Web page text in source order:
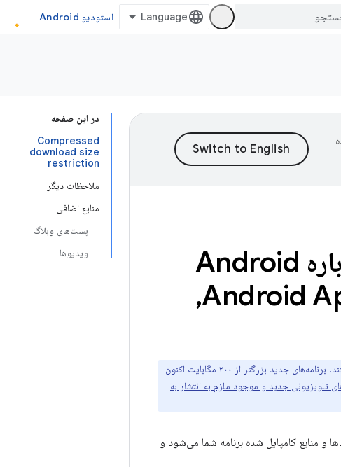
استودیو Android
در این صفحه
Compressed
download size
restriction
ملاحظات دیگر
منابع اضافی
پست‌های وبلاگ
ویدیوها
درباره Android
,
در گوگل پلی هستند. برنامه‌های جدید بزرگتر از ۲۰۰ مگابایت اکنون
تلویزیونی جدید و موجود ملزم به انتشار به
و منابع کامپایل شده برنامه شما می‌شود و